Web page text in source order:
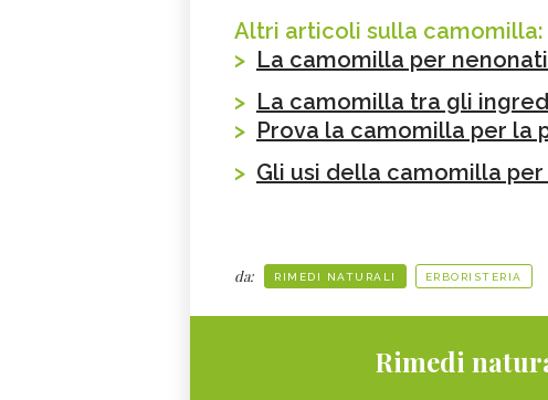
Altri articoli sulla camomilla:
> La camomilla per
> La camomilla tra gli
> Prova la camomilla per la
> Gli usi della camomilla
da: RIMEDI NATURALI ERBORISTERIA
Rimedi